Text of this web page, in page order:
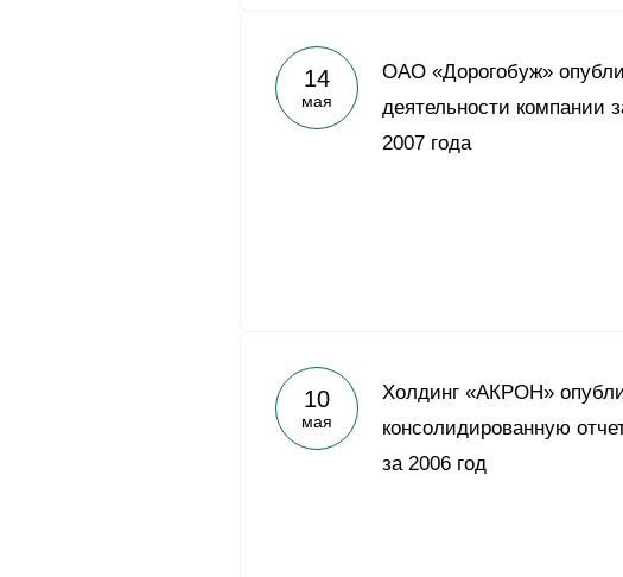
14
мая
ОАО «Дорогобуж»
деятельности компании
2007 года
10
мая
Холдинг «АКРОН»
консолидированную
за 2006 год